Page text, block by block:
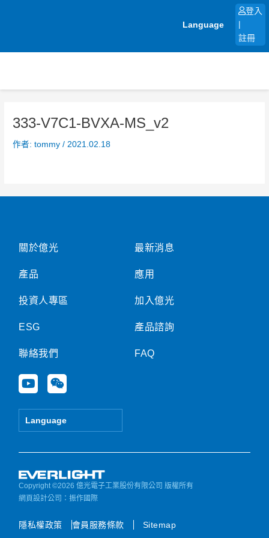
Language
登入
註冊
333-V7C1-BVXA-MS_v2
作者:tommy/ 2021.02.18
關於億光
產品
投資人專區
ESG
聯絡我們
Y
o
u
e
W
e
i
Language
最新消息
應用
加入億光
產品諮詢
FAQ
Copyright ©2026 億光電子工業股份有限公司 版權所有
網頁設計公司 ：振作國際
隱私權政策 會員服務條款 Sitemap